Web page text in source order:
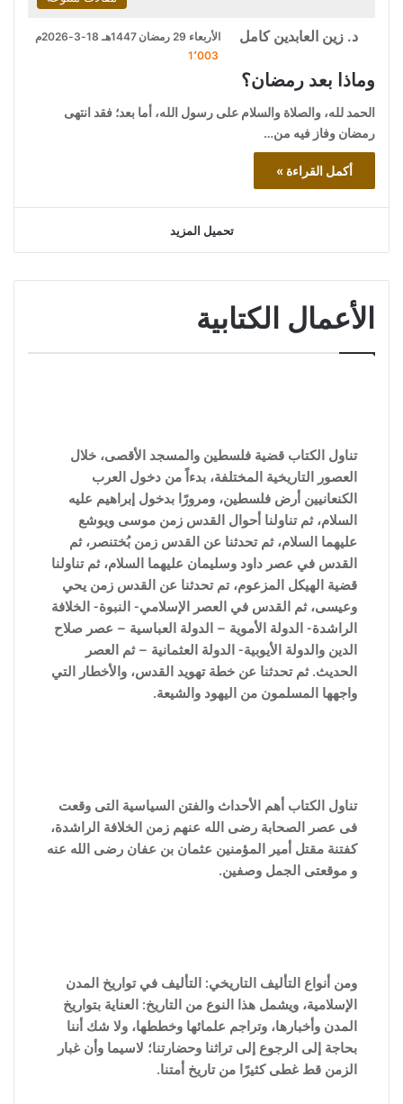
د. زين العابدين كامل
الأربعاء 29 رمضان 1447هـ 18-3-2026م
1٬003
وماذا بعد رمضان؟
الحمد لله، والصلاة والسلام على رسول الله، أما بعد؛ فقد انتهى
رمضان وفاز فيه من…
أكمل القراءة »
تحميل المزيد
الأعمال الكتابية
تناول الكتاب قضية فلسطين والمسجد الأقصى، خلال
العصور التاريخية المختلفة، بدءاً من دخول العرب
الكنعانيين أرض فلسطين، ومرورًا بدخول إبراهيم عليه
السلام، ثم تناولنا أحوال القدس زمن موسى ويوشع
عليهما السلام، ثم تحدثنا عن القدس زمن بُختنصر، ثم
القدس في عصر داود وسليمان عليهما السلام، ثم تناولنا
قضية الهيكل المزعوم، تم تحدثنا عن القدس زمن يحي
وعيسى، ثم القدس في العصر الإسلامي- النبوة- الخلافة
الراشدة- الدولة الأموية – الدولة العباسية – عصر صلاح
الدين والدولة الأيوبية- الدولة العثمانية – ثم العصر
الحديث. ثم تحدثنا عن خطة تهويد القدس، والأخطار التي
واجهها المسلمون من اليهود والشيعة.
تناول الكتاب أهم الأحداث والفتن ا لسياسية التى وقعت
فى عصر الصحابة رضى الله عنهم زمن الخلافة الراشدة،
كفتنة مقتل أمير المؤمنين عثمان بن عفان رضى الله عنه
و موقعتى الجمل وصفين.
ومن أنواع التأليف التاريخي: التأليف في تواريخ المدن
الإسلامية، ويشمل هذا النوع من التاريخ: العناية بتواريخ
المدن وأخبارها، وتراجم علمائها وخططها، ولا شك أننا
بحاجة إلى الرجوع إلى تراثنا وحضارتنا؛ لاسيما وأن غبار
الزمن قط غطى كثيرًا من تاريخ أمتنا.